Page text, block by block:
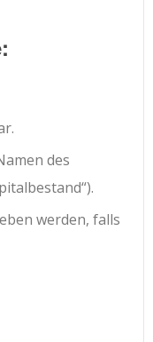
des
werden, falls